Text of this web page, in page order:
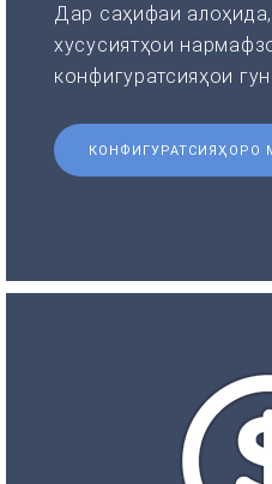
Дар саҳифаи
хусусиятҳои
конфигуратсияҳои
КОНФИГУРАТСИЯҲОРО